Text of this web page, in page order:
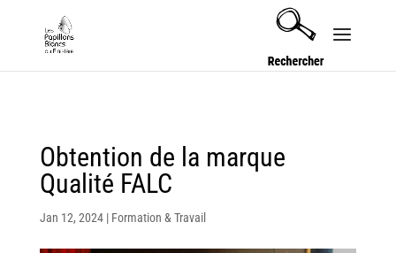
Security check failed
Obtention de la marque
Qualité FALC
Jan 12, 2024| Formation & Travail